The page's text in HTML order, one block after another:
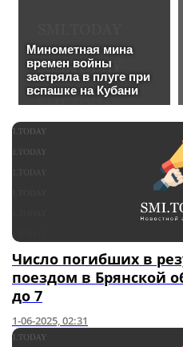
Число погибших в
поездом в Брянской
до 7
1-06-2025, 02:31